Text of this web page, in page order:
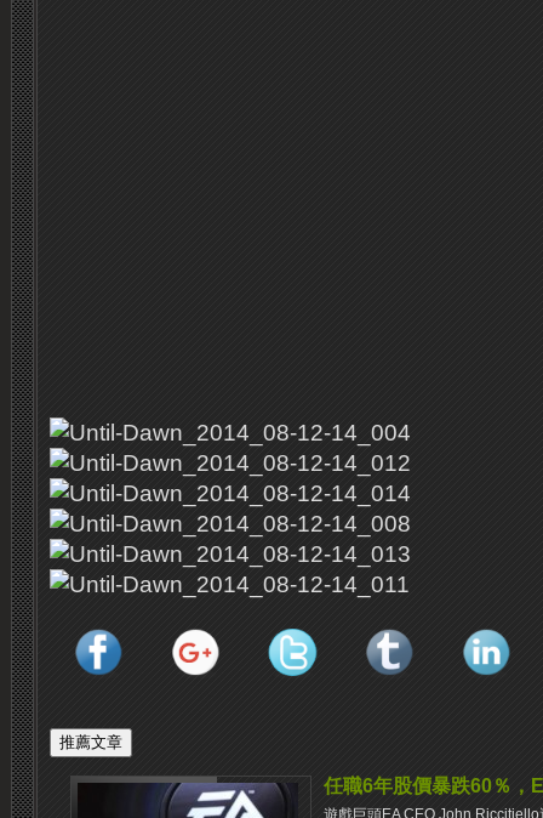
任職6年股價暴跌60％，
遊戲巨頭EA CEO John